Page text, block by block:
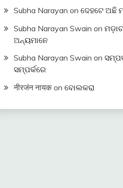
Subha Narayan on ଦେହଟେ ଅଛି
Subha Narayan Swain on
ଅନ୍ୟମାନେ
Subha Narayan Swain on
ସମ୍ପର୍କରେ
नीरजंन नायकon ବୋଲକରା